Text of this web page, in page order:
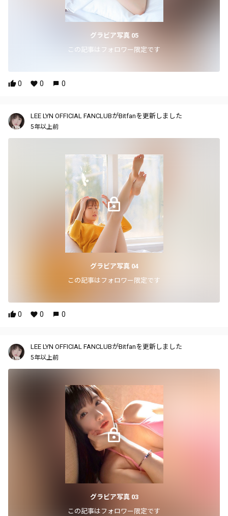
グラビア写真 05
この記事はフォロワー限定です
0 0 0
LEE LYN OFFICIAL FANCLUBがBitfanを更新しました
5年以上前
グラビア写真 04
この記事はフォロワー限定です
0 0 0
LEE LYN OFFICIAL FANCLUBがBitfanを更新しました
5年以上前
グラビア写真 03
この記事はフォロワー限定です